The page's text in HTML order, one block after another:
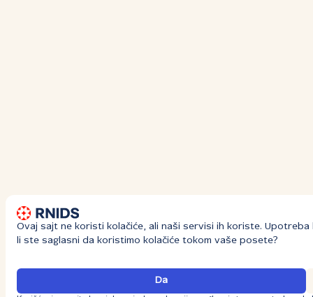
Ovaj sajt ne koristi kolačiće, ali naši servisi ih koriste. Upotreba
li ste saglasni da koristimo kolačiće tokom vaše posete?
Da